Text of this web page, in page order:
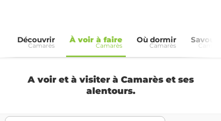
Découvrir
Camarès
À voir à faire
Camarès
Où dormir
Camarès
A voir et à visiter à Camarès et ses
alentours.